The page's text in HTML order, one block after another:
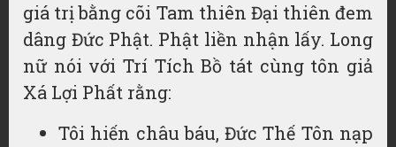
giá trị bằng cõi Tam thiên Đại thiên đem
dâng Đức Phật. Phật liền nhận lấy. Long
nữ nói với Trí Tích Bồ tát cùng tôn giả
Xá Lợi Phất rằng:
Tôi hiến châu báu, Đức Thế Tôn nạp